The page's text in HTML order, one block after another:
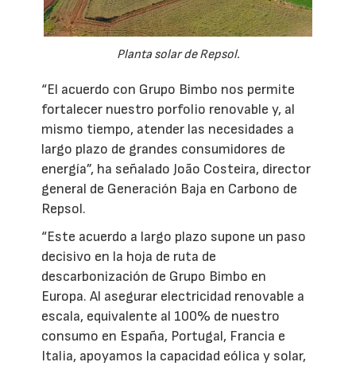
Planta solar de Repsol.
“El acuerdo con Grupo Bimbo nos permite
fortalecer nuestro porfolio renovable y, al
mismo tiempo, atender las necesidades a
largo plazo de grandes consumidores de
energía”, ha señalado João Costeira, director
general de Generación Baja en Carbono de
Repsol.
“Este acuerdo a largo plazo supone un paso
decisivo en la hoja de ruta de
descarbonización de Grupo Bimbo en
Europa. Al asegurar electricidad renovable a
escala, equivalente al 100% de nuestro
consumo en España, Portugal, Francia e
Italia, apoyamos la capacidad eólica y solar,